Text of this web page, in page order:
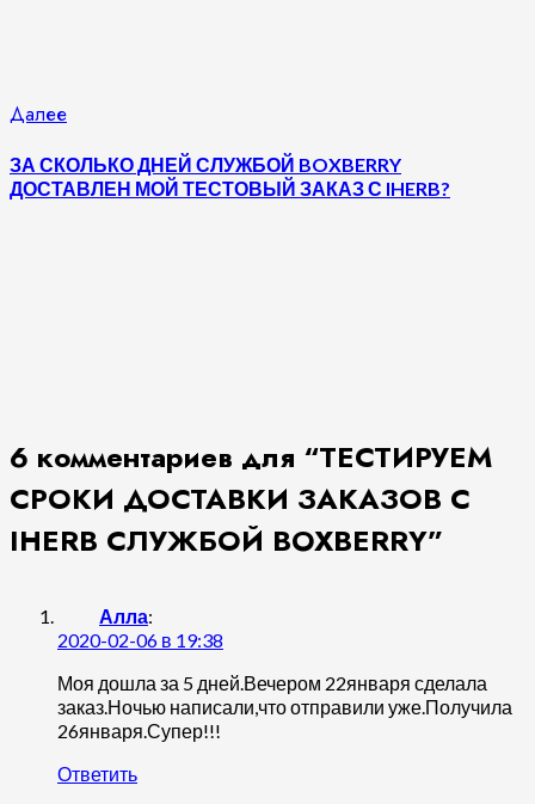
ДалееСледующая
ЗА СКОЛЬКО ДНЕЙ СЛУЖБОЙ BOXBERRY
ДОСТАВЛЕН МОЙ ТЕСТОВЫЙ ЗАКАЗ С IHERB?
6 комментариев для “ТЕСТИРУЕМ
СРОКИ ДОСТАВКИ ЗАКАЗОВ С
IHERB СЛУЖБОЙ BOXBERRY”
Алла:
2020-02-06 в 19:38
Моя дошла за 5 дней.Вечером 22января сделала
заказ.Ночью написали,что отправили уже.Получила
26января.Супер!!!
Ответить